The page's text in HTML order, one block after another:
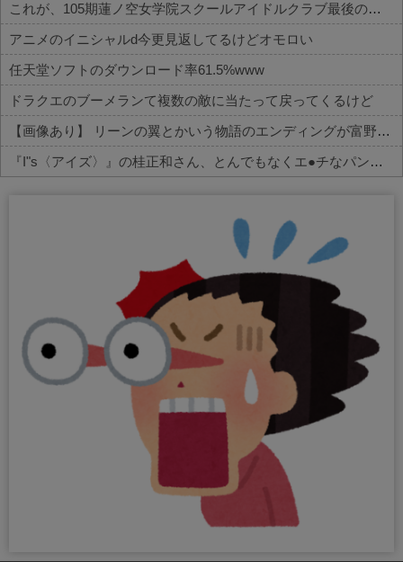
これが、105期蓮ノ空女学院スクールアイドルクラブ最後の曲【ラブライブ！】
アニメのイニシャルd今更見返してるけどオモロい
任天堂ソフトのダウンロード率61.5%www
ドラクエのブーメランて複数の敵に当たって戻ってくるけど
【画像あり】 リーンの翼とかいう物語のエンディングが富野作品の中でも屈指の美しさを誇る作品
『I"s〈アイズ〉』の桂正和さん、とんでもなくエ●チなパンツを描く。これもう芸術だろ